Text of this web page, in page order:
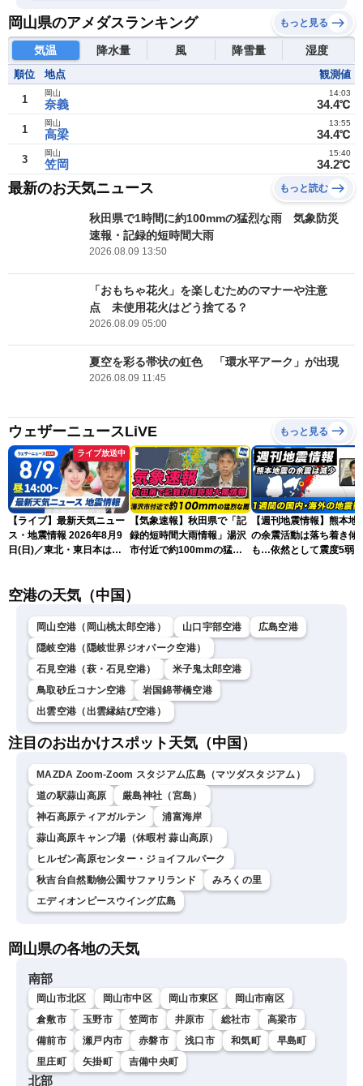
岡山県のアメダスランキング もっと見る
気温 降水量 風 降雪量 湿度
順位 地点 観測値
1 奈義
岡山
34.4℃
14:03
1 高梁
岡山
34.4℃
13:55
3 笠岡
岡山
34.2℃
15:40
最新のお天気ニュース もっと読む
秋田県で1時間に約100mmの猛烈な雨 気象防災
速報・記録的短時間大雨
2026.08.09 13:50
「おもちゃ花火」を楽しむためのマナーや注意
点 未使用花火はどう捨てる？
2026.08.09 05:00
夏空を彩る帯状の虹色 「環水平アーク」が出現
2026.08.09 11:45
ウェザーニュースLiVE もっと見る
ライブ放送中
【ライブ】最新天気ニュー
ス・地震情報 2026年8月9
日(日)／東北・東日本は急
小川千奈／芳野達郎〉
【気象速報】秋田県で「記
録的短時間大雨情報」湯沢
市付近で約100mmの猛烈
【週刊地震情報】熊本地
の余震活動は落ち着き傾
も…依然として震度5弱警
空港の天気（中国）
岡山空港（岡山桃太郎空港） 山口宇部空港
広島空港
隠岐空港（隠岐世界ジオパーク空港）
石見空港（萩・石見空港）
米子鬼太郎空港
鳥取砂丘コナン空港
岩国錦帯橋空港
出雲空港（出雲縁結び空港）
注目のお出かけスポット天気（中国）
MAZDA Zoom-Zoom スタジアム広島（マツダスタジアム）
道の駅蒜山高原
厳島神社（宮島）
神石高原ティアガルテン
浦富海岸
蒜山高原キャンプ場（休暇村 蒜山高原）
ヒルゼン高原センター・ジョイフルパーク
秋吉台自然動物公園サファリランド
みろくの里
エディオンピースウイング広島
岡山県の各地の天気
南部
岡山市北区 岡山市中区 岡山市東区
岡山市南区
倉敷市
玉野市 笠岡市 井原市 総社市
高梁市
備前市
瀬戸内市 赤磐市 浅口市 和気町
早島町
里庄町
矢掛町 吉備中央町
北部